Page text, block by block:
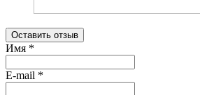
Оставить отзыв
Имя *
E-mail *